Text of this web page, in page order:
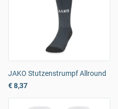
JAKO Stutzenstrumpf Allround
€ 8,37